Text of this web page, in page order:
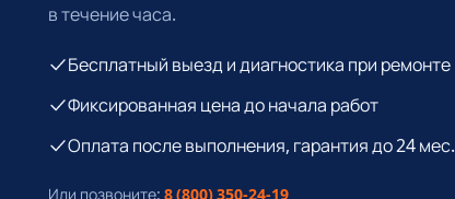
в течение часа.
Бесплатный выезд и диагностика при ремонте
Фиксированная цена до начала работ
Оплата после выполнения, гарантия до 24 мес.
Или позвоните: 8 (800) 350-24-19